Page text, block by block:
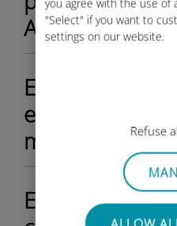
you agree with the use of
"Select" if you want to
settings on our website.
Refuse
Android ?
Est-ce que
est débloqué
mon opérateur
Est-il possible